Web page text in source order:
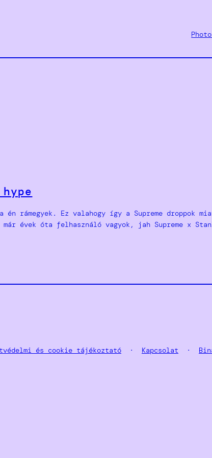
rámegyek. Ez valahogy így a Supreme droppok
évek óta felhasználó vagyok, jah Supreme x
és cookie tájékoztató · Kapcsolat ·